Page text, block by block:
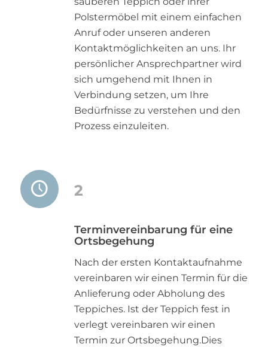
Polstermöbel mit einem einfachen
Anruf oder unseren anderen
Kontaktmöglichkeiten an uns. Ihr
persönlicher Ansprechpartner wird
sich umgehend mit Ihnen in
Verbindung setzen, um Ihre
Bedürfnisse zu verstehen und den
Prozess einzuleiten.
2
Terminvereinbarung für eine
Ortsbegehung
Nach der ersten Kontaktaufnahme
vereinbaren wir einen Termin für die
Anlieferung oder Abholung des
Teppiches. Ist der Teppich fest in
verlegt vereinbaren wir einen
Termin zur Ortsbegehung.Dies